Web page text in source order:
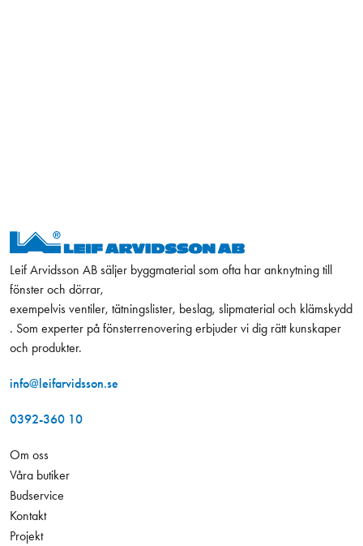
Leif Arvidsson AB säljer byggmaterial som ofta har anknytning till
fönster och dörrar,
exempelvis ventiler, tätningslister, beslag, slipmaterial och klämskydd
. Som experter på fönsterrenovering erbjuder vi dig rätt kunskaper
och produkter.
info@leifarvidsson.se
0392-360 10
Om oss
Våra butiker
Budservice
Kontakt
Projekt